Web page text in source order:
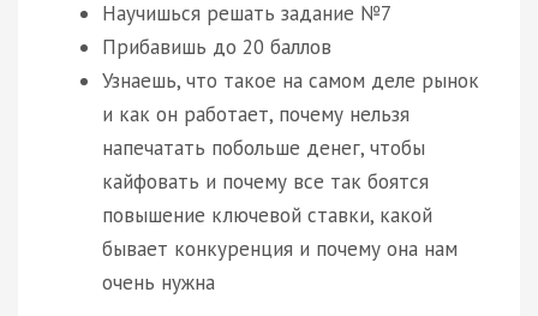
Научишься решать задание №7
Прибавишь до 20 баллов
Узнаешь, что такое на самом деле рынок
и как он работает, почему нельзя
напечатать побольше денег, чтобы
кайфовать и почему все так боятся
повышение ключевой ставки, какой
бывает конкуренция и почему она нам
очень нужна